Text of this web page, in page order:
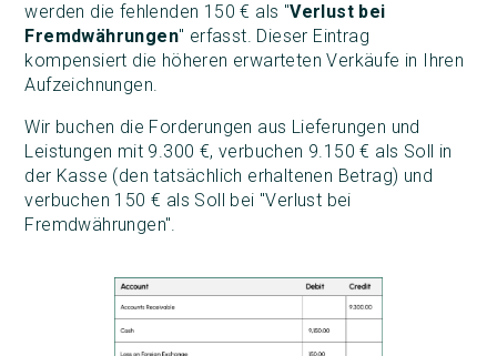
werden die fehlenden 150 € als "Verlust bei
Fremdwährungen" erfasst. Dieser Eintrag
kompensiert die höheren erwarteten Verkäufe in Ihren
Aufzeichnungen.
Wir buchen die Forderungen aus Lieferungen und
Leistungen mit 9.300 €, verbuchen 9.150 € als Soll in
der Kasse (den tatsächlich erhaltenen Betrag) und
verbuchen 150 € als Soll bei "Verlust bei
Fremdwährungen".